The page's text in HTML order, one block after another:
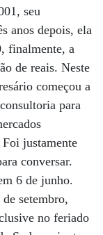
seu
anos depois, ela
finalmente, a
de reais. Neste
começou a
para
justamente
conversar.
6 de junho.
setembro,
no feriado